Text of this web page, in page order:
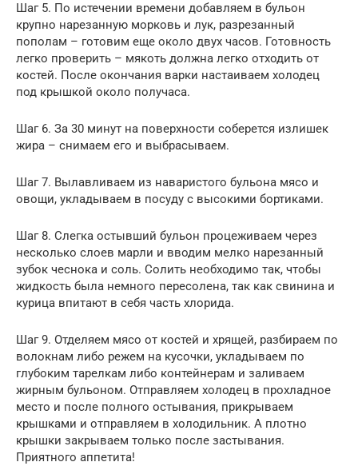
Шаг 5. По истечении времени добавляем в бульон
крупно нарезанную морковь и лук, разрезанный
пополам – готовим еще около двух часов. Готовность
легко проверить – мякоть должна легко отходить от
костей. После окончания варки настаиваем холодец
под крышкой около получаса.
Шаг 6. За 30 минут на поверхности соберется излишек
жира – снимаем его и выбрасываем.
Шаг 7. Вылавливаем из наваристого бульона мясо и
овощи, укладываем в посуду с высокими бортиками.
Шаг 8. Слегка остывший бульон процеживаем через
несколько слоев марли и вводим мелко нарезанный
зубок чеснока и соль. Солить необходимо так, чтобы
жидкость была немного пересолена, так как свинина и
курица впитают в себя часть хлорида.
Шаг 9. Отделяем мясо от костей и хрящей, разбираем по
волокнам либо режем на кусочки, укладываем по
глубоким тарелкам либо контейнерам и заливаем
жирным бульоном. Отправляем холодец в прохладное
место и после полного остывания, прикрываем
крышками и отправляем в холодильник. А плотно
крышки закрываем только после застывания.
Приятного аппетита!